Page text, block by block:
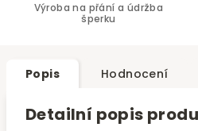
Výroba na přání a údržba
šperku
Popis Hodnocení
Detailní popis